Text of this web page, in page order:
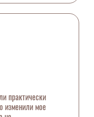
практически
изменили мое